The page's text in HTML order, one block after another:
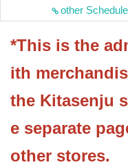
other
*This is the
ith
the Kitasenju
e separate
other stores.